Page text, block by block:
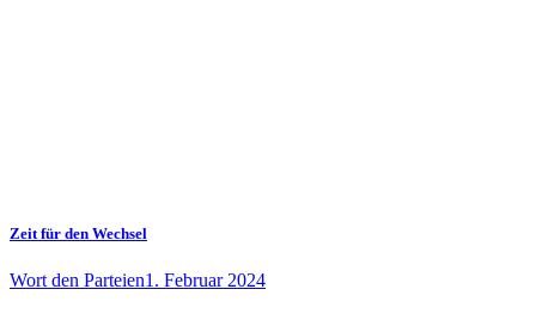
Zeit für den Wechsel
Wort den Parteien1. Februar 2024